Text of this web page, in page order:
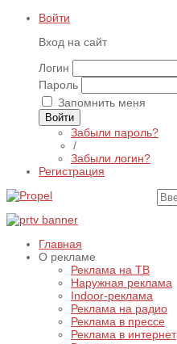
Войти
Вход на сайт
Логин
Пароль
Запомнить меня
Войти
Забыли пароль?
/
Забыли логин?
Регистрация
Главная
О рекламе
Реклама на ТВ
Наружная реклама
Indoor-реклама
Реклама на радио
Реклама в прессе
Реклама в интернет